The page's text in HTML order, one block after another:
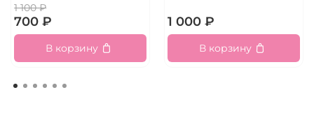
1 100 ₽
700 ₽
В корзину
1 000 ₽
В корзину